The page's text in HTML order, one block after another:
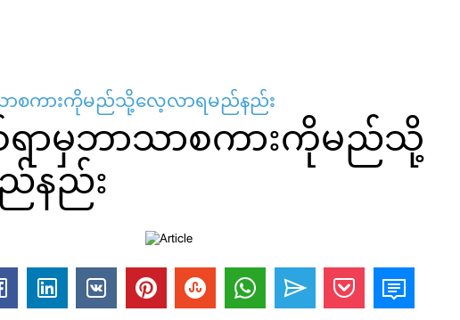
ာစကားကိုမည်သို့လေ့လာရမည်နည်း
ရာမှဘာသာစကားကိုမည်သို့
နည်း